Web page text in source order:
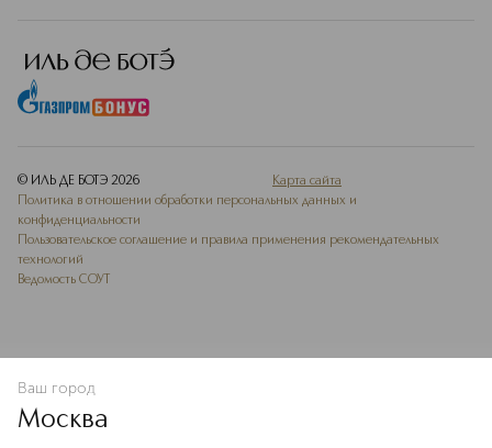
В КОРЗИНУ
© ИЛЬ ДЕ БОТЭ 2026
Карта сайта
Политика в отношении обработки персональных данных и
конфиденциальности
Пользовательское соглашение и правила применения рекомендательных
технологий
Ведомость СОУТ
Ваш город
Москва